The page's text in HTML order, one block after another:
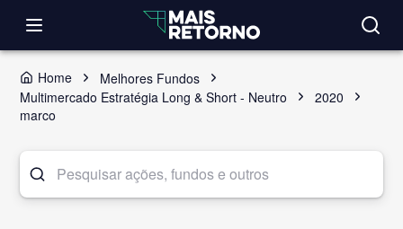
Home
Melhores Fundos
Multimercado Estratégia Long & Short - Neutro
2020
marco